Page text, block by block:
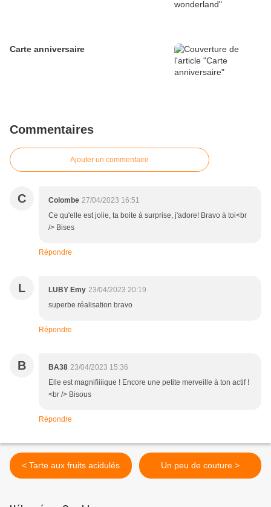
Carte anniversaire
Commentaires
Ajouter un commentaire
C Colombe 27/04/2023 16:51
Ce qu'elle est jolie, ta boite à surprise, j'adore! Bravo à toi<br
/> Bises
Répondre
L LUBY Emy 23/04/2023 20:19
superbe réalisation bravo
Répondre
B BA38 23/04/2023 15:36
Elle est magnifiiiique ! Encore une petite merveille à ton actif !
<br /> Bisous
Répondre
< Tarte aux fruits acidulés Un peu de couture >